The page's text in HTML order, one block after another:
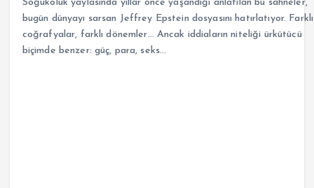
Soğukoluk yaylasında yıllar önce yaşandığı anlatılan bu sahneler,
bugün dünyayı sarsan Jeffrey Epstein dosyasını hatırlatıyor. Farklı
coğrafyalar, farklı dönemler… Ancak iddiaların niteliği ürkütücü
biçimde benzer: güç, para, seks…